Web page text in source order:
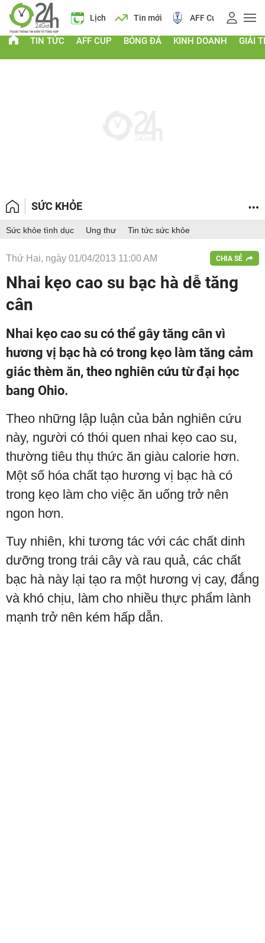
vàng Lịch Tin mới AFF Cup Điểm chuẩn 2026
TIN TỨC AFF CUP BÓNG ĐÁ KINH DOANH GIẢI
SỨC KHỎE
Sức khỏe tình dục Ung thư Tin tức sức khỏe
Thứ Hai, ngày 01/04/2013 11:00 AM CHIA SẺ
Nhai kẹo cao su bạc hà dễ tăng
cân
Nhai kẹo cao su có thể gây tăng cân vì
hương vị bạc hà có trong kẹo làm tăng cảm
giác thèm ăn, theo nghiên cứu từ đại học
bang Ohio.
Theo những lập luận của bản nghiên cứu
này, người có thói quen nhai kẹo cao su,
thường tiêu thụ thức ăn giàu calorie hơn.
Một số hóa chất tạo hương vị bạc hà có
trong kẹo làm cho việc ăn uống trở nên
ngon hơn.
Tuy nhiên, khi tương tác với các chất dinh
dưỡng trong trái cây và rau quả, các chất
bạc hà này lại tạo ra một hương vị cay, đắng
và khó chịu, làm cho nhiều thực phẩm lành
mạnh trở nên kém hấp dẫn.